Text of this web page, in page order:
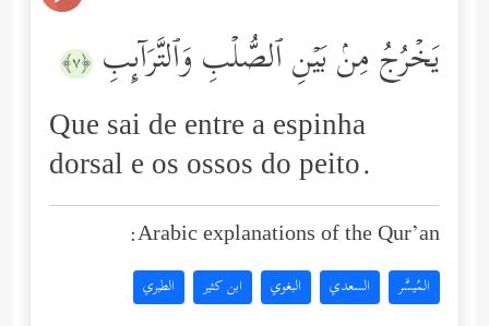
یَخۡرُجُ مِنۢ بَیۡنِ ٱلصُّلۡبِ وَٱلتَّرَاۤىِٕبِ ﴿٧﴾
Que sai de entre a espinha
dorsal e os ossos do peito.
Arabic explanations of the Qur’an:
المُيسَّر السعدي البغوي ابن كثير الطبري